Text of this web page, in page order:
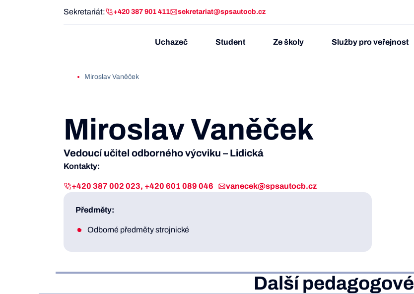
Sekretariát: +420 387 901 411 sekretariat@spsautocb.cz
Uchazeč Student Ze školy Služby pro veřejnost
Miroslav Vaněček
Miroslav Vaněček
Vedoucí učitel odborného výcviku – Lidická
Kontakty:
+420 387 002 023, +420 601 089 046 vanecek@spsautocb.cz
Předměty:
Odborné předměty strojnické
Další pedagogové